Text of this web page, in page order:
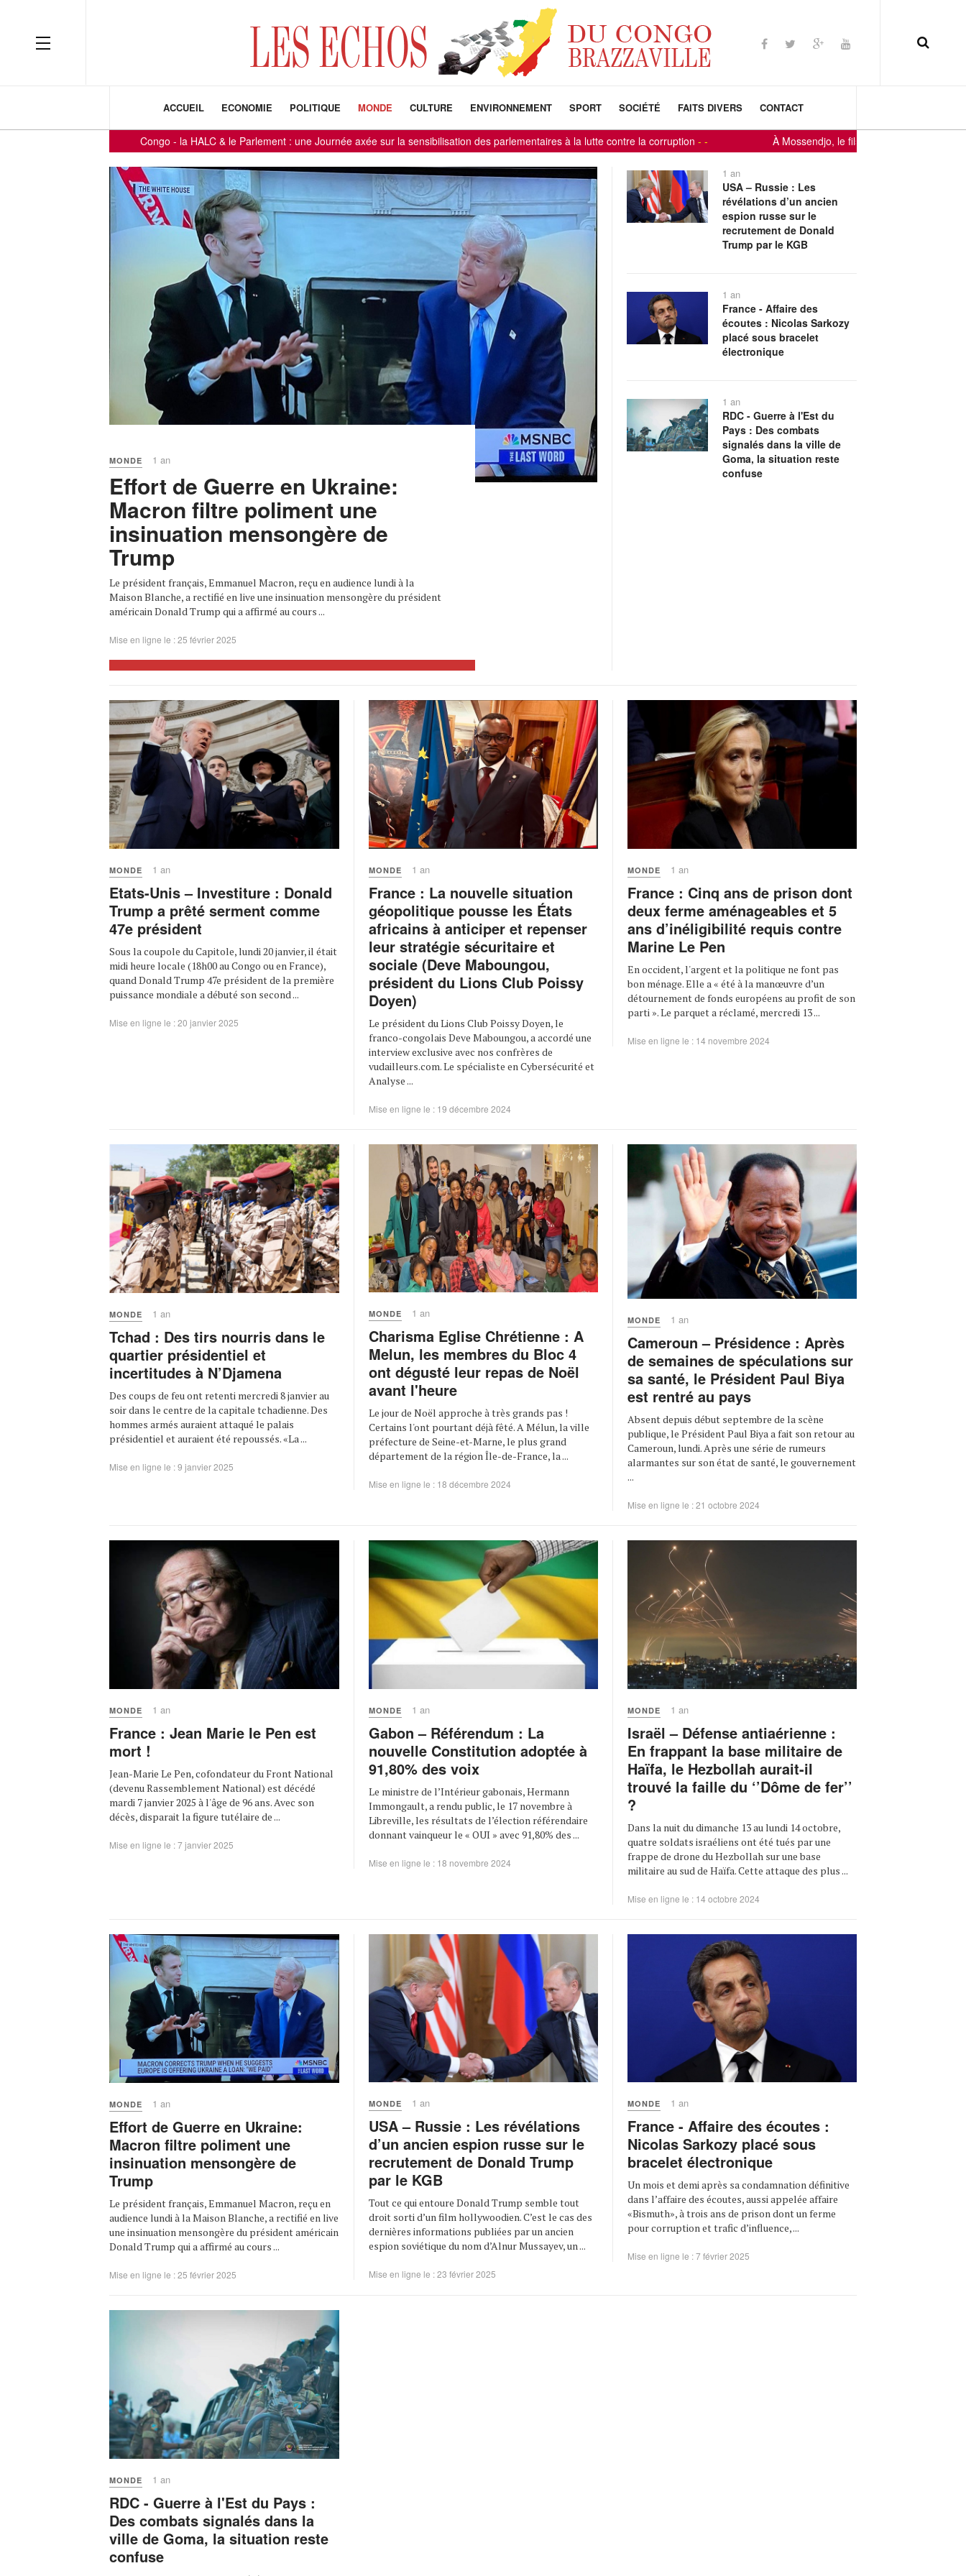
ACCUEIL ECONOMIE POLITIQUE MONDE CULTURE ENVIRONNEMENT SPORT SOCIÉTÉ FAITS DIVERS CONTACT
Congo - la HALC & le Parlement : une Journée axée sur la sensibilisation des parlementaires à la lutte contre la corruption -- À Mossendjo, le fils du terroir Constant-Serge
MONDE 1 an
Effort de Guerre en Ukraine:
Macron filtre poliment une
insinuation mensongère de
Trump
Le président français, Emmanuel Macron, reçu en audience lundi à la
Maison Blanche, a rectifié en live une insinuation mensongère du président
américain Donald Trump qui a affirmé au cours ...
Mise en ligne le : 25 février 2025
1 an
USA – Russie : Les
révélations d’un ancien
espion russe sur le
recrutement de Donald
Trump par le KGB
1 an
France - Affaire des
écoutes : Nicolas Sarkozy
placé sous bracelet
électronique
1 an
RDC - Guerre à l'Est du
Pays : Des combats
signalés dans la ville de
Goma, la situation reste
confuse
MONDE 1 an
Etats-Unis – Investiture : Donald
Trump a prêté serment comme
47e président
Sous la coupole du Capitole, lundi 20 janvier, il était
midi heure locale (18h00 au Congo ou en France),
quand Donald Trump 47e président de la première
puissance mondiale a débuté son second ...
Mise en ligne le : 20 janvier 2025
MONDE 1 an
France : La nouvelle situation
géopolitique pousse les États
africains à anticiper et repenser
leur stratégie sécuritaire et
sociale (Deve Maboungou,
président du Lions Club Poissy
Doyen)
Le président du Lions Club Poissy Doyen, le
franco-congolais Deve Maboungou, a accordé une
interview exclusive avec nos confrères de
vudailleurs.com. Le spécialiste en Cybersécurité et
Analyse ...
Mise en ligne le : 19 décembre 2024
MONDE 1 an
France : Cinq ans de prison dont
deux ferme aménageables et 5
ans d’inéligibilité requis contre
Marine Le Pen
En occident, l'argent et la politique ne font pas
bon ménage. Elle a « été à la manœuvre d’un
détournement de fonds européens au profit de son
parti ». Le parquet a réclamé, mercredi 13 ...
Mise en ligne le : 14 novembre 2024
MONDE 1 an
Tchad : Des tirs nourris dans le
quartier présidentiel et
incertitudes à N’Djamena
Des coups de feu ont retenti mercredi 8 janvier au
soir dans le centre de la capitale tchadienne. Des
hommes armés auraient attaqué le palais
présidentiel et auraient été repoussés. «La ...
Mise en ligne le : 9 janvier 2025
MONDE 1 an
Charisma Eglise Chrétienne : A
Melun, les membres du Bloc 4
ont dégusté leur repas de Noël
avant l'heure
Le jour de Noël approche à très grands pas !
Certains l'ont pourtant déjà fêté. A Mélun, la ville
préfecture de Seine-et-Marne, le plus grand
département de la région Île-de-France, la ...
Mise en ligne le : 18 décembre 2024
MONDE 1 an
Cameroun – Présidence : Après
de semaines de spéculations sur
sa santé, le Président Paul Biya
est rentré au pays
Absent depuis début septembre de la scène
publique, le Président Paul Biya a fait son retour au
Cameroun, lundi. Après une série de rumeurs
alarmantes sur son état de santé, le gouvernement
...
Mise en ligne le : 21 octobre 2024
MONDE 1 an
France : Jean Marie le Pen est
mort !
Jean-Marie Le Pen, cofondateur du Front National
(devenu Rassemblement National) est décédé
mardi 7 janvier 2025 à l'âge de 96 ans. Avec son
décès, disparait la figure tutélaire de ...
Mise en ligne le : 7 janvier 2025
MONDE 1 an
Gabon – Référendum : La
nouvelle Constitution adoptée à
91,80% des voix
Le ministre de l’Intérieur gabonais, Hermann
Immongault, a rendu public, le 17 novembre à
Libreville, les résultats de l’élection référendaire
donnant vainqueur le « OUI » avec 91,80% des ...
Mise en ligne le : 18 novembre 2024
MONDE 1 an
Israël – Défense antiaérienne :
En frappant la base militaire de
Haïfa, le Hezbollah aurait-il
trouvé la faille du ‘’Dôme de fer’’
?
Dans la nuit du dimanche 13 au lundi 14 octobre,
quatre soldats israéliens ont été tués par une
frappe de drone du Hezbollah sur une base
militaire au sud de Haïfa. Cette attaque des plus ...
Mise en ligne le : 14 octobre 2024
MONDE 1 an
Effort de Guerre en Ukraine:
Macron filtre poliment une
insinuation mensongère de
Trump
Le président français, Emmanuel Macron, reçu en
audience lundi à la Maison Blanche, a rectifié en live
une insinuation mensongère du président américain
Donald Trump qui a affirmé au cours ...
Mise en ligne le : 25 février 2025
MONDE 1 an
USA – Russie : Les révélations
d’un ancien espion russe sur le
recrutement de Donald Trump
par le KGB
Tout ce qui entoure Donald Trump semble tout
droit sorti d’un film hollywoodien. C’est le cas des
dernières informations publiées par un ancien
espion soviétique du nom d’Alnur Mussayev, un ...
Mise en ligne le : 23 février 2025
MONDE 1 an
France - Affaire des écoutes :
Nicolas Sarkozy placé sous
bracelet électronique
Un mois et demi après sa condamnation définitive
dans l’affaire des écoutes, aussi appelée affaire
«Bismuth», à trois ans de prison dont un ferme
pour corruption et trafic d’influence, ...
Mise en ligne le : 7 février 2025
MONDE 1 an
RDC - Guerre à l'Est du Pays :
Des combats signalés dans la
ville de Goma, la situation reste
confuse